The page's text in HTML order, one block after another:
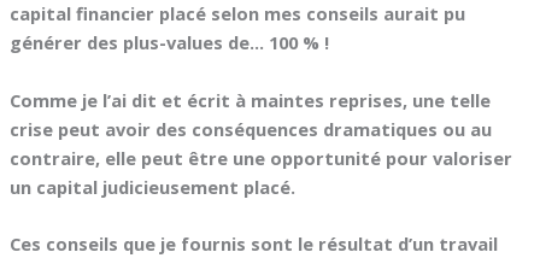
capital financier placé selon mes conseils aurait pu
générer des plus-values de… 100 % !
Comme je l’ai dit et écrit à maintes reprises, une telle
crise peut avoir des conséquences dramatiques ou au
contraire, elle peut être une opportunité pour valoriser
un capital judicieusement placé.
Ces conseils que je fournis sont le résultat d’un travail